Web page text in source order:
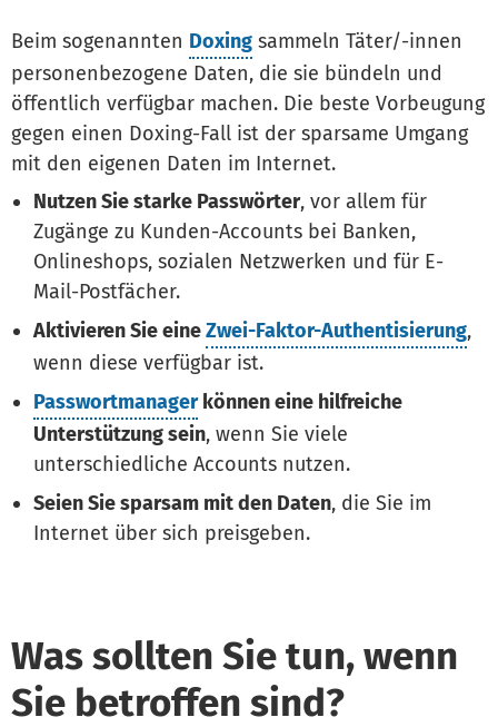
Beim sogenannten Doxing sammeln Täter/-innen
personenbezogene Daten, die sie bündeln und
öffentlich verfügbar machen. Die beste Vorbeugung
gegen einen Doxing-Fall ist der sparsame Umgang
mit den eigenen Daten im Internet.
Nutzen Sie starke Passwörter, vor allem für
Zugänge zu Kunden-Accounts bei Banken,
Onlineshops, sozialen Netzwerken und für E-
Mail-Postfächer.
Aktivieren Sie eineZwei-Faktor-Authentisierung,
wenn diese verfügbar ist.
Passwortmanagerkönnen eine hilfreiche
Unterstützung sein, wenn Sie viele
unterschiedliche Accounts nutzen.
Seien Sie sparsam mit den Daten, die Sie im
Internet über sich preisgeben.
Was sollten Sie tun, wenn
Sie betroffen sind?